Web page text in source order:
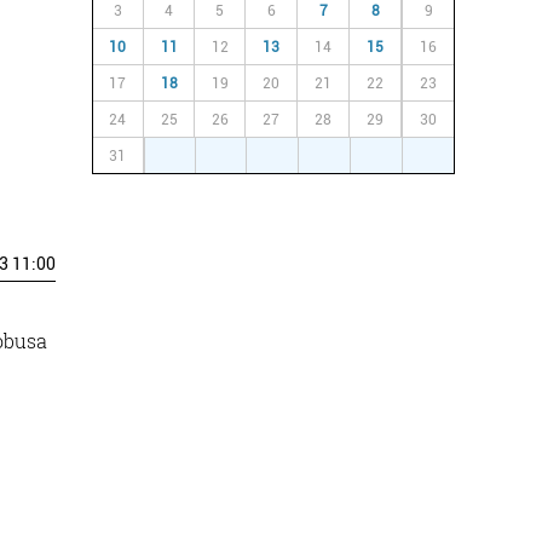
11:00
3 4 5 6 7 8 9
10 11 12 13 14 15 16
17 18 19 20 21 22 23
24 25 26 27 28 29 30
31